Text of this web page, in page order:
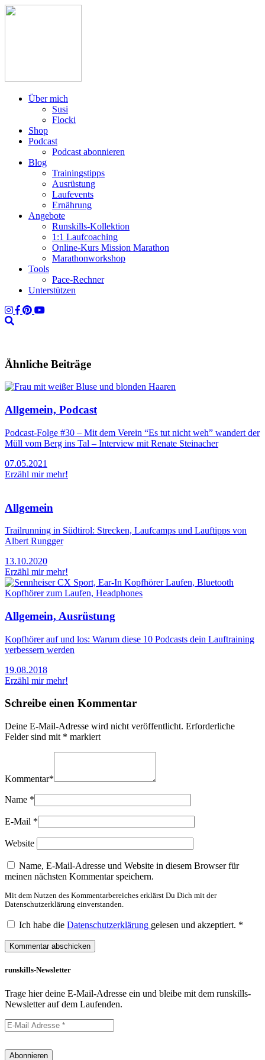
Über mich
Susi
Flocki
Shop
Podcast
Podcast abonnieren
Blog
Trainingstipps
Ausrüstung
Laufevents
Ernährung
Angebote
Runskills-Kollektion
1:1 Laufcoaching
Online-Kurs Mission Marathon
Marathonworkshop
Tools
Pace-Rechner
Unterstützen
Ähnliche Beiträge
Allgemein, Podcast
Podcast-Folge #30 – Mit dem Verein “Es tut nicht weh” wandert der
Müll vom Berg ins Tal – Interview mit Renate Steinacher
07.05.2021
Erzähl mir mehr!
Allgemein
Trailrunning in Südtirol: Strecken, Laufcamps und Lauftipps von
Albert Rungger
13.10.2020
Erzähl mir mehr!
Allgemein, Ausrüstung
Kopfhörer auf und los: Warum diese 10 Podcasts dein Lauftraining
verbessern werden
19.08.2018
Erzähl mir mehr!
Schreibe einen Kommentar
Deine E-Mail-Adresse wird nicht veröffentlicht. Erforderliche
Felder sind mit * markiert
Kommentar*
Name *
E-Mail *
Website
Name, E-Mail-Adresse und Website in diesem Browser für
meinen nächsten Kommentar speichern.
Mit dem Nutzen des Kommentarbereiches erklärst Du Dich mit der
Datenschutzerklärung einverstanden.
Ich habe die Datenschutzerklärung gelesen und akzeptiert. *
runskills-Newsletter
Trage hier deine E-Mail-Adresse ein und bleibe mit dem runskills-
Newsletter auf dem Laufenden.